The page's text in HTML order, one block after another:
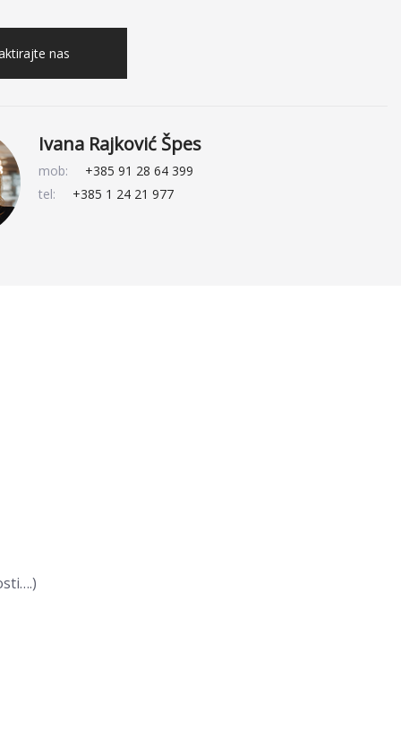
nas
Ivana Rajković Špes
mob:
+385 91 28 64 399
tel:
+385 1 24 21 977